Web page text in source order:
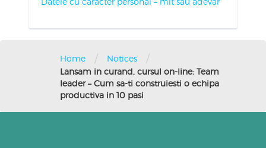
Home / Notices /
Lansam in curand, cursul on-line: Team
leader – Cum sa-ti construiesti o echipa
productiva in 10 pasi